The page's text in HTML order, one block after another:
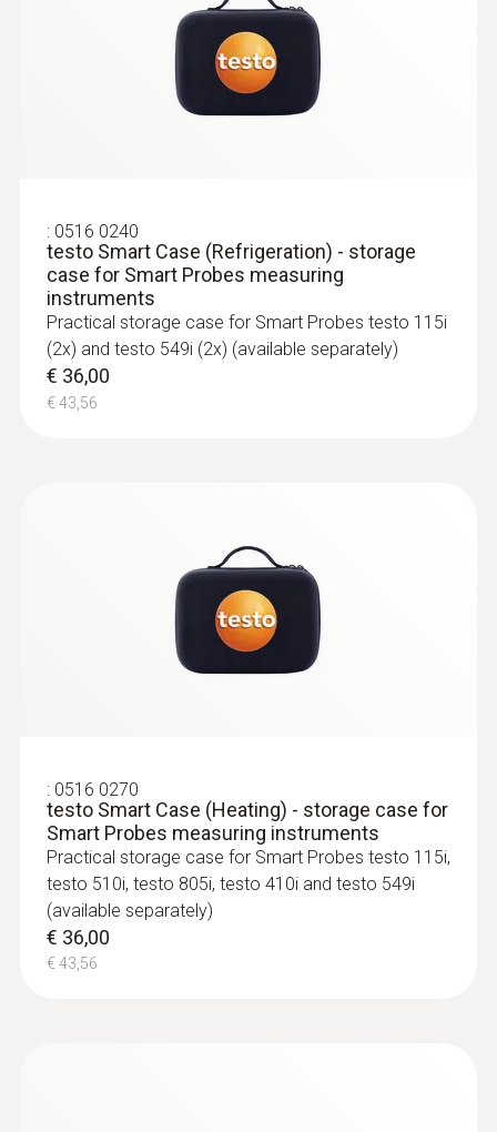
testo Smart Probes HVAC/R Ultimate kit
Voor alle metingen aan verwarmings-,
testo Smart Probes HVAC set
Smart Probes voor draadloze
temperatuurmeting in een breed scala aan
toepassingen, meting van
€ 266,20
: 0516 0240
testo Smart Case (Refrigeration) - storage
case for Smart Probes measuring
instruments
Practical storage case for Smart Probes testo 115i
(2x) and testo 549i (2x) (available separately)
€ 36,00
€ 43,56
: 0516 0270
testo Smart Case (Heating) - storage case for
Smart Probes measuring instruments
Practical storage case for Smart Probes testo 115i,
testo 510i, testo 805i, testo 410i and testo 549i
(available separately)
€ 36,00
€ 43,56